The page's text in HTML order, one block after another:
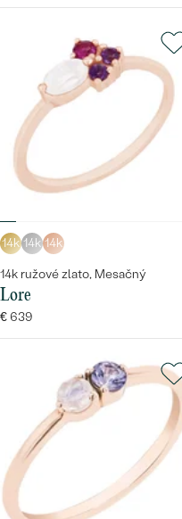
14k 14k 14k
14k ružové zlato, Mesačný
Lore
€ 639